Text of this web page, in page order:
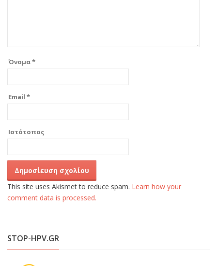
Όνομα*
Email *
Ιστότοπος
This site uses Akismet to reduce spam. Learn how your
comment data is processed.
STOP-HPV.GR